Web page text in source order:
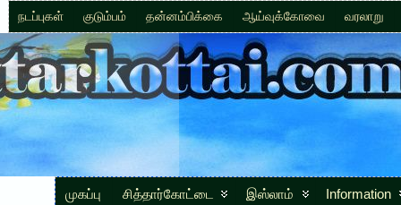
நடப்புகள் குடும்பம் தன்னம்பிக்கை ஆய்வுக்கோவை வரலாறு
முகப்பு சித்தார்கோட்டை இஸ்லாம் Information